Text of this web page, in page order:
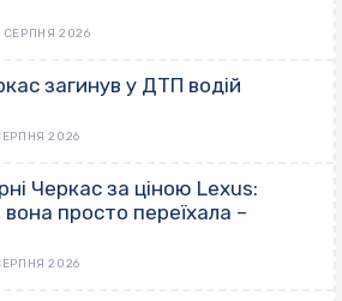
СЕРПНЯ 2026
загинув у ДТП водій
2026
Черкас за ціною Lexus:
просто переїхала –
2026